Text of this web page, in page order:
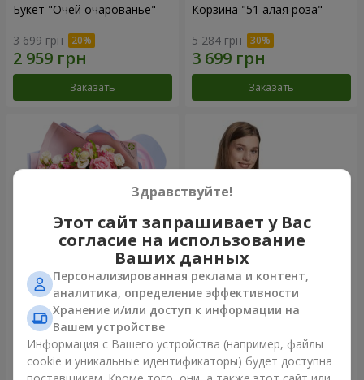
Букет "Очей очарованье"
3 699 грн
Заказать
Корзина "51 алая роза"
5 284 грн
Заказать
Букет "Сказка моей жизни"
2 332 грн
Заказать
Корзина "Ангелочек"
Заказать
Здравствуйте!
Этот сайт запрашивает у Вас
согласие на использование
Ваших данных
Персонализированная реклама и контент,
аналитика, определение эффективности
Хранение и/или доступ к информации на
Вашем устройстве
Информация с Вашего устройства (например, файлы
cookie и уникальные идентификаторы) будет доступна